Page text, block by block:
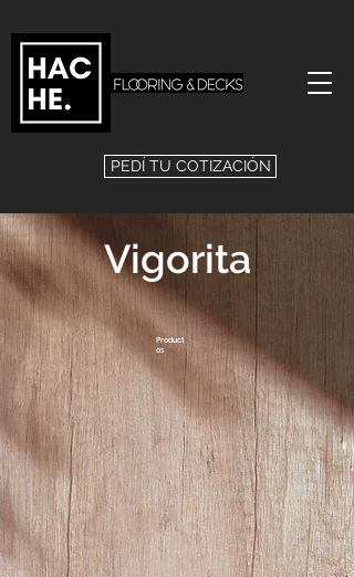
PEDÍ TU COTIZACIÓN
Vigorita
Product
os